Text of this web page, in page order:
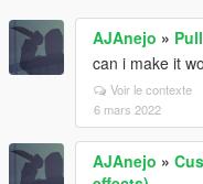
AJAnejo »
can i make it
Voir le contexte
6 mars 2022
AJAnejo »